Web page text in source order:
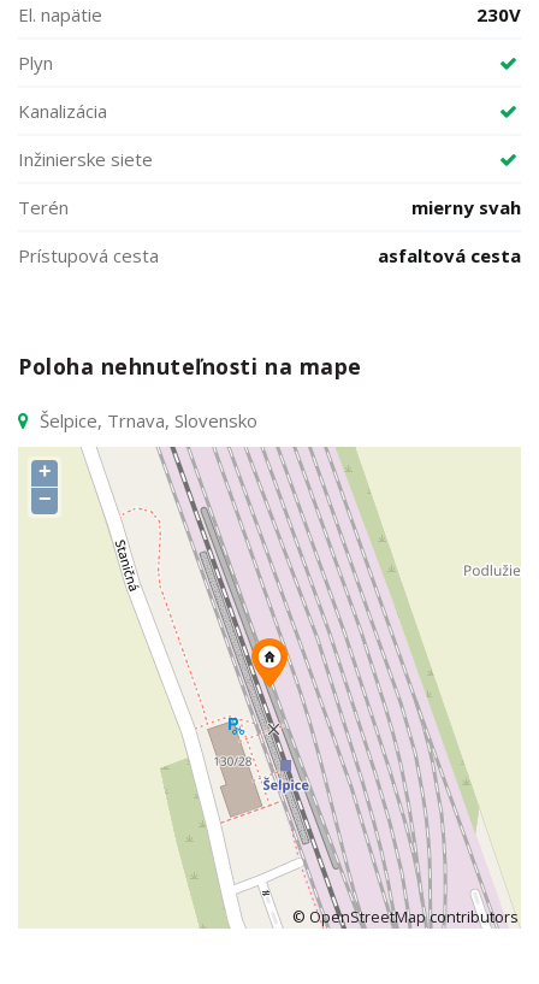
El. napätie
230V
Plyn
Kanalizácia
Inžinierske siete
Terén
mierny svah
Prístupová cesta
asfaltová cesta
Poloha nehnuteľnosti na mape
Šelpice, Trnava, Slovensko
+
−
© OpenStreetMapcontributors